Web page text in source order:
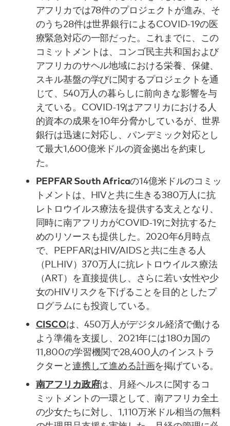
アフリカでは78件のプロジェクトが進み、そ
のうち28件は世界銀行によるCOVID-19の医
療緊急対応の一部だった。これまでに、この
コミットメントは、コンゴ民主共和国および
アフリカのサヘル地域における栄養、保健、
スキル基盤の学びに関するプロジェクトを通
じて、540万人の暮らしに前向きな影響を与
えている。COVID-19はアフリカにおける人
的資本の成果を10年分脅かしているが、世界
銀行は迅速に対応し、パンデミック対応とし
て最大1,600億米ドルの資金拠出を約束し
た。
PEPFAR South Africaの14億米ドルのコミッ
トメントは、HIVと共に生きる380万人に抗
レトロウイルス療法を提供する支えとなり、
同時に南アフリカがCOVID-19に対抗するた
めのリソースも提供した。2020年6月時点
で、PEPFARはHIV/AIDSと共に生きる人
（PLHIV）370万人に抗レトロウイルス療法
（ART）を直接提供し、さらに若い女性や少
女のHIVリスクを下げることを目的としたプ
ログラムにも投資している。
CISCOは、450万人がデジタル経済で働ける
よう準備を支援し、2021年には180カ国の
11,800の学習機関で28,400人のインストラ
クターと連携して進める計画を掲げている。
南アフリカ政府は、月経ヘルスに関するコ
ミットメントの一環として、南アフリカ全土
の少女たちに対し、1,110万米ドル相当の無料